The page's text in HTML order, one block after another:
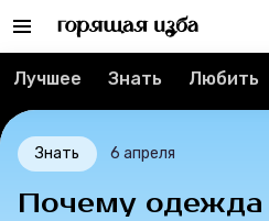
Контакты
О проекте
Мерч
О компании
Лучшее Знать Любить
Знать 6 апреля
Почему одежда